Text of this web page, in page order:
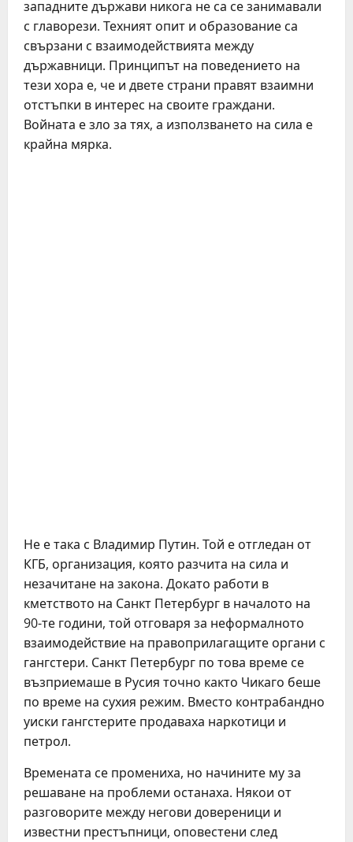
западните държави никога не са се занимавали
с главорези. Техният опит и образование са
свързани с взаимодействията между
държавници. Принципът на поведението на
тези хора е, че и двете страни правят взаимни
отстъпки в интерес на своите граждани.
Войната е зло за тях, а използването на сила е
крайна мярка.
Не е така с Владимир Путин. Той е отгледан от
КГБ, организация, която разчита на сила и
незачитане на закона. Докато работи в
кметството на Санкт Петербург в началото на
90-те години, той отговаря за неформалното
взаимодействие на правоприлагащите органи с
гангстери. Санкт Петербург по това време се
възприемаше в Русия точно както Чикаго беше
по време на сухия режим. Вместо контрабандно
уиски гангстерите продаваха наркотици и
петрол.
Времената се промениха, но начините му за
решаване на проблеми останаха. Някои от
разговорите между негови довереници и
известни престъпници, оповестени след